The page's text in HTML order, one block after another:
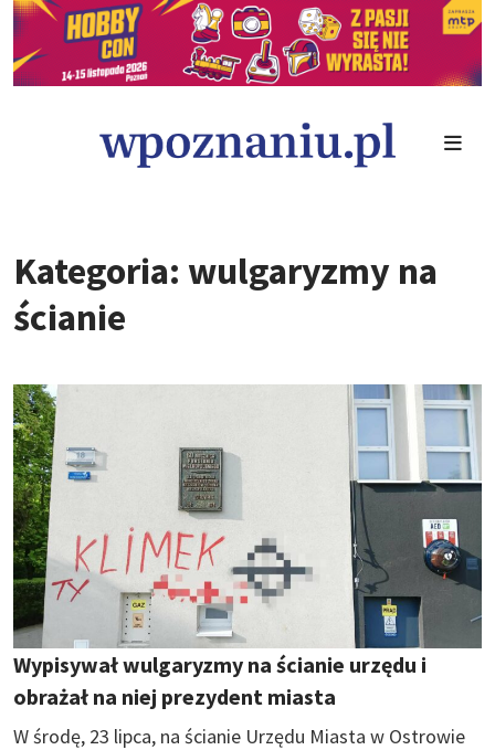
Kategoria: wulgaryzmy na
ścianie
Wypisywał wulgaryzmy na ścianie urzędu i
obrażał na niej prezydent miasta
W środę, 23 lipca, na ścianie Urzędu Miasta w Ostrowie